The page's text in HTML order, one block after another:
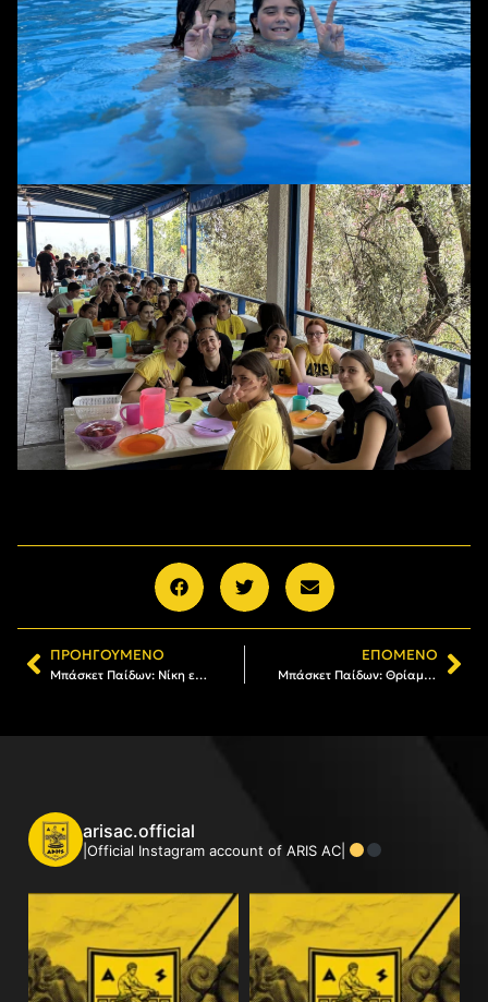
ΠΡΟΗΓΟΎΜΕΝΟ
Μπάσκετ Παίδων: Νίκη επί του Πανσερραϊκού (76-48) και πρόκριση στα ημιτελικά του Final 8
ΕΠΌΜΕΝΟ
Μπάσκετ Παίδων: Θρίαμβος με ΔΕΚΑ (88-46) και πρόκριση στον τελικό του Final 8
arisac.official
|Official Instagram account of ARIS AC|